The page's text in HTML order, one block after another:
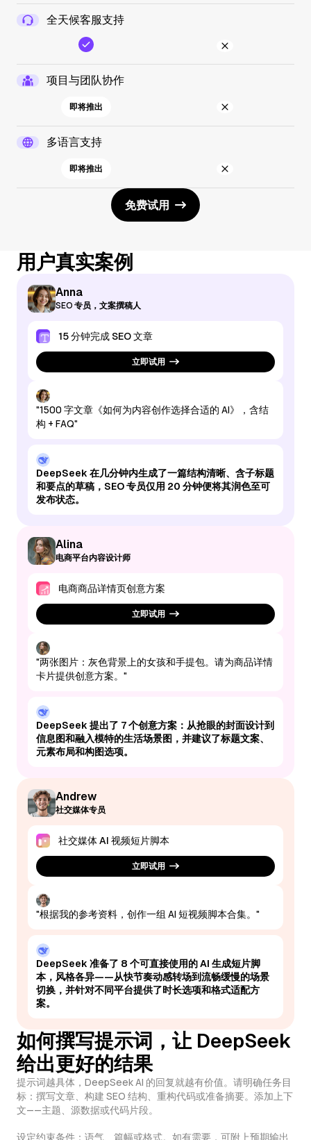
全天候客服支持
项目与团队协作
即将推出
多语言支持
即将推出
免费试用
用户真实案例
Anna
SEO 专员，文案撰稿人
15 分钟完成 SEO 文章
立即试用
"1500 字文章《如何为内容创作选择合适的 AI》，含结
构 + FAQ"
DeepSeek 在几分钟内生成了一篇结构清晰、含子标题
和要点的草稿，SEO 专员仅用 20 分钟便将其润色至可
发布状态。
Alina
电商平台内容设计师
电商商品详情页创意方案
立即试用
"两张图片：灰色背景上的女孩和手提包。请为商品详情
卡片提供创意方案。"
DeepSeek 提出了 7 个创意方案：从抢眼的封面设计到
信息图和融入模特的生活场景图，并建议了标题文案、
元素布局和构图选项。
Andrew
社交媒体专员
社交媒体 AI 视频短片脚本
立即试用
"根据我的参考资料，创作一组 AI 短视频脚本合集。"
DeepSeek 准备了 8 个可直接使用的 AI 生成短片脚
本，风格各异——从快节奏动感转场到流畅缓慢的场景
切换，并针对不同平台提供了时长选项和格式适配方
案。
如何撰写提示词，让 DeepSeek
给出更好的结果
提示词越具体，DeepSeek AI 的回复就越有价值。请明确任务目
标：撰写文章、构建 SEO 结构、重构代码或准备摘要。添加上下
文——主题、源数据或代码片段。
设定约束条件：语气、篇幅或格式。如有需要，可附上预期输出